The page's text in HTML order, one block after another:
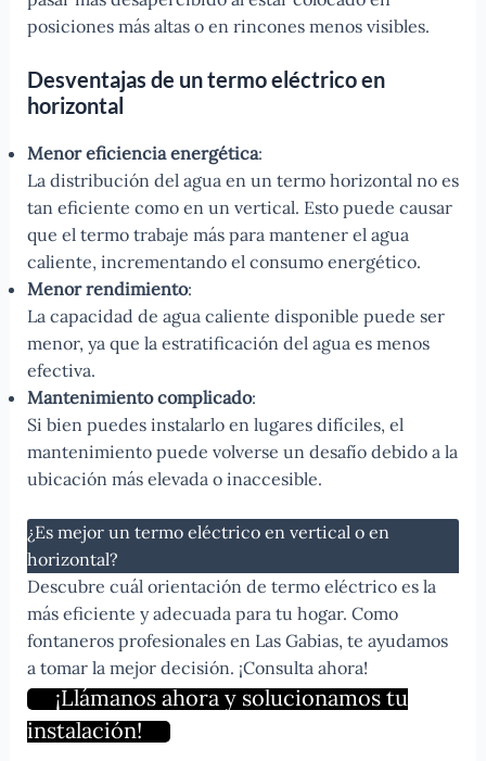
posiciones más altas o en rincones menos visibles.
Desventajas de un termo eléctrico en
horizontal
Menor eficiencia energética:
La distribución del agua en un termo horizontal no es
tan eficiente como en un vertical. Esto puede causar
que el termo trabaje más para mantener el agua
caliente, incrementando el consumo energético.
Menor rendimiento:
La capacidad de agua caliente disponible puede ser
menor, ya que la estratificación del agua es menos
efectiva.
Mantenimiento complicado:
Si bien puedes instalarlo en lugares difíciles, el
mantenimiento puede volverse un desafío debido a la
ubicación más elevada o inaccesible.
¿Es mejor un termo eléctrico en vertical o en
horizontal?
Descubre cuál orientación de termo eléctrico es la
más eficiente y adecuada para tu hogar. Como
fontaneros profesionales en Las Gabias, te ayudamos
a tomar la mejor decisión. ¡Consulta ahora!
¡Llámanos ahora y solucionamos tu
instalación!